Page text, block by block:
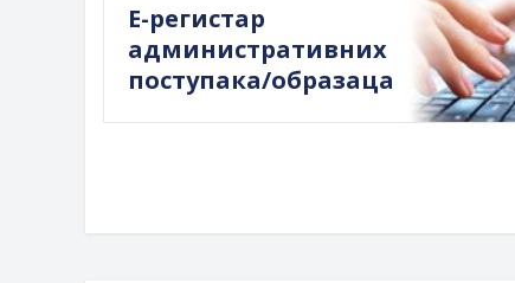
Е-регистар
административних
поступака/образаца